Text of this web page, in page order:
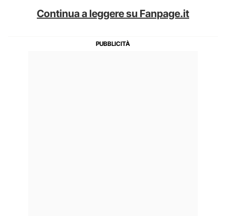
Continua a leggere su Fanpage.it